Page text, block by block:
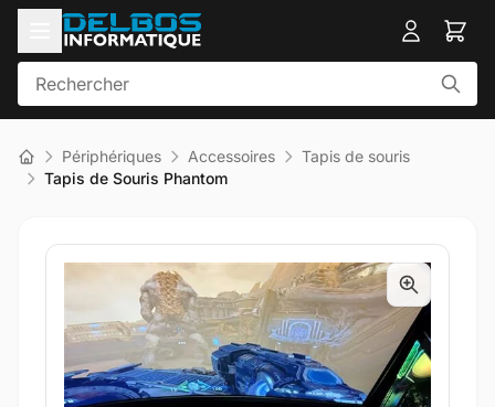
Périphériques Accessoires
Tapis de souris
Tapis de Souris Phantom